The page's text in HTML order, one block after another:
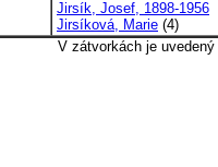
Jirsík, Josef, 1898-1956
Jirsíková, Marie (4)
V zátvorkách je